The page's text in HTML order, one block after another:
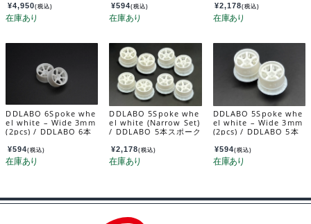
1 MZN218 MINI-Z G
Rヤリス用 DDL-AR00
3
¥4,950(税込)
クロ六角ナット&レンチ
セット DDL-WR001W
-01
¥594(税込)
ット） DDL-WR002W
-N
¥2,178(税込)
DDLABO 6Spoke whe
el white – Wide 3mm
(2pcs) / DDLABO 6本
ワイド3ｍｍ (2pcs) D
DL-WR002W-W3
¥594(税込)
DDLABO 5Spoke whe
el white (Narrow Set)
/ DDLABO 5本スポーク
ット） DDL-WR001W
-N
¥2,178(税込)
DDLABO 5Spoke whe
el white – Wide 3mm
(2pcs) / DDLABO 5本
ワイド3ｍｍ (2pcs) DD
L-WR001W-W3
¥594(税込)